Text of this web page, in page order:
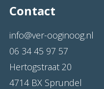
Contact
info@ver-ooginoog.nl
06 34 45 97 57
Hertogstraat 20
4714 BX Sprundel